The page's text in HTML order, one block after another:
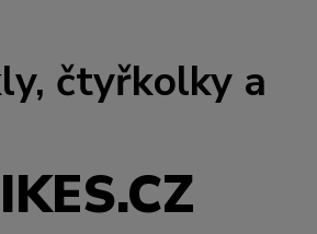
čtyřkolky a